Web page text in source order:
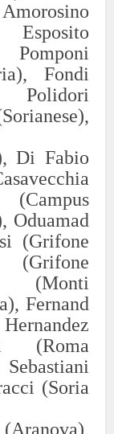
Amorosino
Esposito
Pomponi
Fondi
Polidori
,
Di Fabio
Oduamad
(Grifone
(Grifone
(Monti
Fernand
Hernandez
(Roma
Sebastiani
(Soria